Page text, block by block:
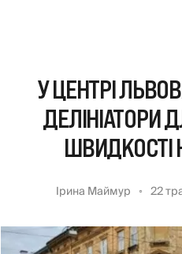
У ЦЕНТРІ
ДЕЛІНІАТОРИ
ШВИДКОСТІ
Ірина Маймур 22